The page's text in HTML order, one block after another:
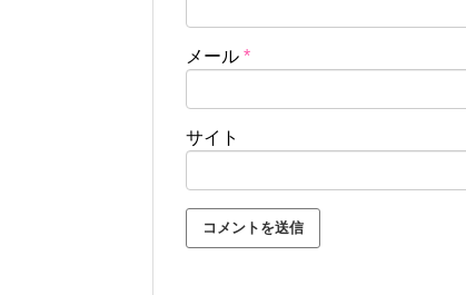
メール *
サイト